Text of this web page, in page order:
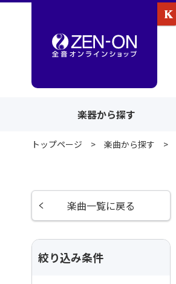
楽器から探す
トップページ 楽曲から探す
楽曲一覧に戻る
絞り込み条件